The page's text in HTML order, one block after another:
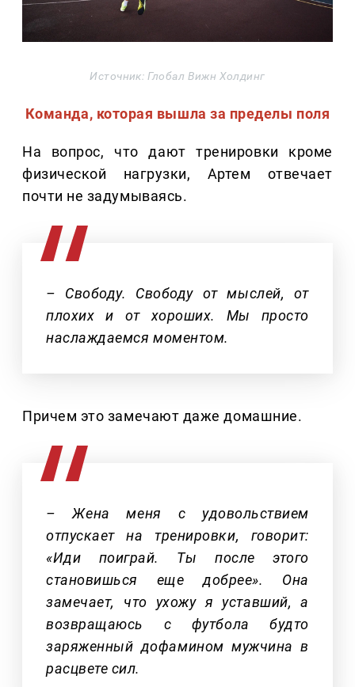
Источник: Глобал Вижн Холдинг
Команда, которая вышла за пределы поля
На вопрос, что дают тренировки кроме
физической нагрузки, Артем отвечает
почти не задумываясь.
– Свободу. Свободу от мыслей, от
плохих и от хороших. Мы просто
наслаждаемся моментом.
Причем это замечают даже домашние.
– Жена меня с удовольствием
отпускает на тренировки, говорит:
«Иди поиграй. Ты после этого
становишься еще добрее». Она
замечает, что ухожу я уставший, а
возвращаюсь с футбола будто
заряженный дофамином мужчина в
расцвете сил.